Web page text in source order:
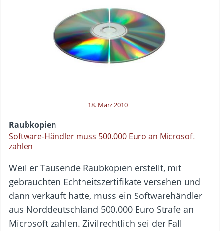
18. März 2010
Raubkopien
Software-Händler muss 500.000 Euro an Microsoft
zahlen
Weil er Tausende Raubkopien erstellt, mit
gebrauchten Echtheitszertifikate versehen und
dann verkauft hatte, muss ein Softwarehändler
aus Norddeutschland 500.000 Euro Strafe an
Microsoft zahlen. Zivilrechtlich sei der Fall